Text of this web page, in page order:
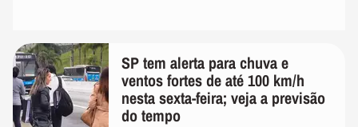
SP tem alerta para chuva e
ventos fortes de até 100 km/h
nesta sexta-feira; veja a previsão
do tempo